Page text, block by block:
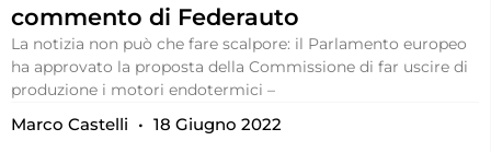
commento di Federauto
La notizia non può che fare scalpore: il Parlamento europeo
ha approvato la proposta della Commissione di far uscire di
produzione i motori endotermici –
Marco Castelli 18 Giugno 2022